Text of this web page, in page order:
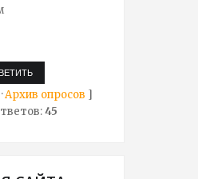
Архив опросов ]
45